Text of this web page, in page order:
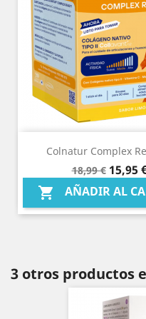
Colnatur Complex
Precio
base
18,99 € Precio
15,95
 AÑADIR AL
3 otros productos